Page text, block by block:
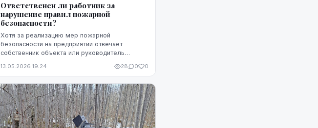
Ответственен ли работник за
нарушение правил пожарной
безопасности?
Хотя за реализацию мер пожарной
безопасности на предприятии отвечает
собственник объекта или руководитель
рабочем месте должны заботиться все.
13.05.2026 19:24 28 0 0